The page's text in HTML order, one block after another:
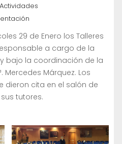
Actividades
29 de Enero los Talleres
a cargo de la
y bajo la coordinación de la
Mercedes Márquez. Los
dieron cita en el salón de
tutores.